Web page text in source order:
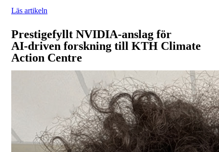
Läs artikeln
Prestigefyllt NVIDIA‑anslag för
AI‑driven forskning till KTH Climate
Action Centre